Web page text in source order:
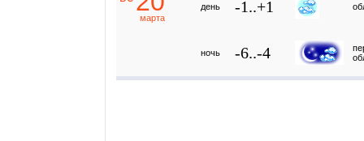
марта
день -1..+1
ночь -6..-4